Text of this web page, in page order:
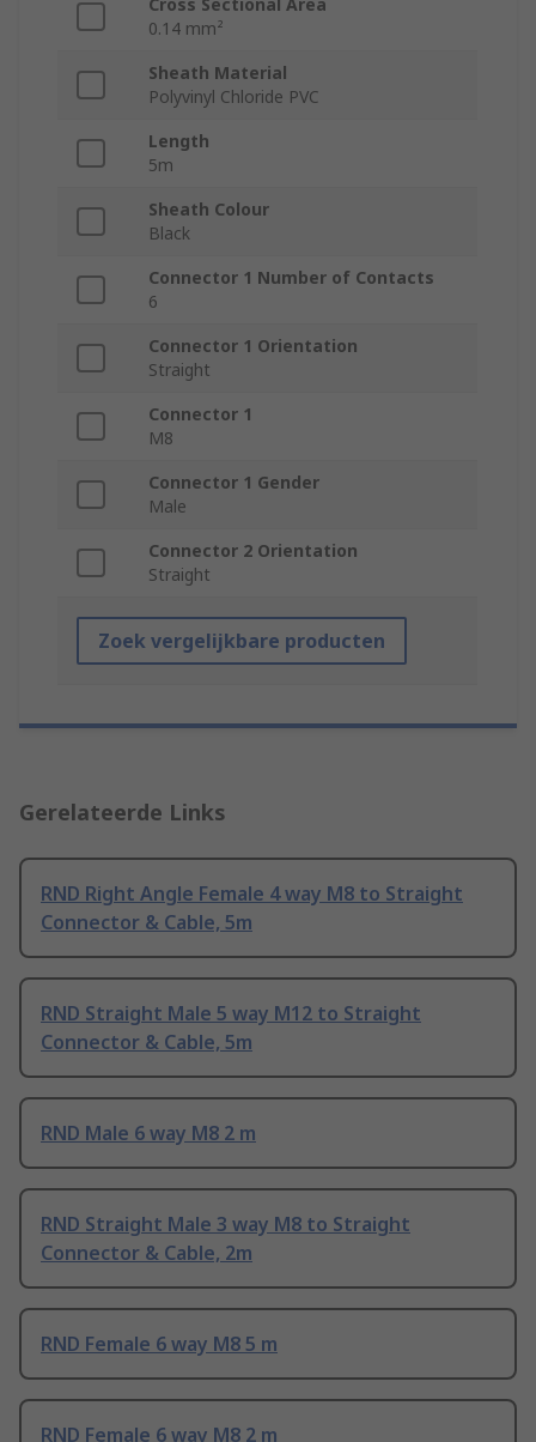
Cross Sectional Area
0.14 mm²
Sheath Material
Polyvinyl Chloride PVC
Length
5m
Sheath Colour
Black
Connector 1 Number of Contacts
6
Connector 1 Orientation
Straight
Connector 1
M8
Connector 1 Gender
Male
Connector 2 Orientation
Straight
Zoek vergelijkbare producten
Gerelateerde Links
RND Right Angle Female 4 way M8 to Straight
Connector & Cable, 5m
RND Straight Male 5 way M12 to Straight
Connector & Cable, 5m
RND Male 6 way M8 2 m
RND Straight Male 3 way M8 to Straight
Connector & Cable, 2m
RND Female 6 way M8 5 m
RND Female 6 way M8 2 m